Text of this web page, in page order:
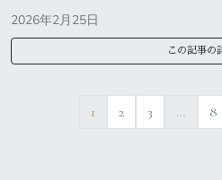
2026年2月25日
この記事の
1 2 3 … 8